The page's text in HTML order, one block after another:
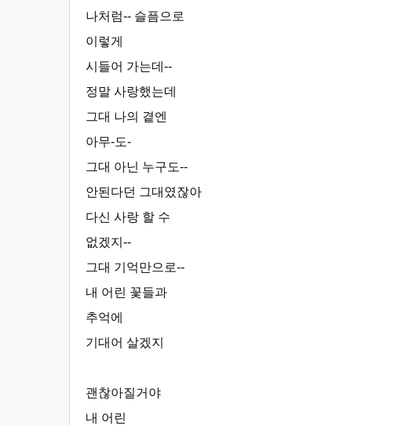
나처럼-- 슬픔으로
이렇게
시들어 가는데--
정말 사랑했는데
그대 나의 곁엔
아무-도-
그대 아닌 누구도--
안된다던 그대였잖아
다신 사랑 할 수
없겠지--
그대 기억만으로--
내 어린 꽃들과
추억에
기대어 살겠지
괜찮아질거야
내 어린